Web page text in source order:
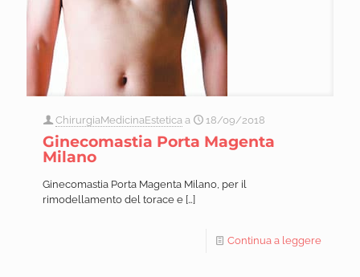
ChirurgiaMedicinaEstetica a 18/09/2018
Ginecomastia Porta Magenta
Milano
Ginecomastia Porta Magenta Milano, per il
rimodellamento del torace e […]
Continua a leggere